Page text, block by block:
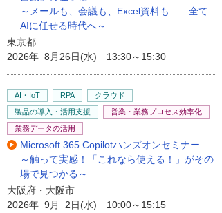
～メールも、会議も、Excel資料も……全て
AIに任せる時代へ～
東京都
2026年 8月26日(水) 13:30～15:30
AI・IoT RPA
クラウド
製品の導入・活用支援
営業・業務プロセス効率化
業務データの活用
Microsoft 365 Copilotハンズオンセミナー
～触って実感！「これなら使える！」がその
場で見つかる～
大阪府・大阪市
2026年 9月 2日(水) 10:00～15:15